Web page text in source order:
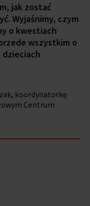
jak zostać
Wyjaśnimy, czym
o kwestiach
wszystkim o
koordynatorkę
Centrum